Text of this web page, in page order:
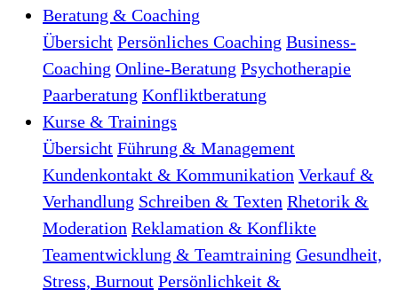
Beratung & Coaching
Übersicht Persönliches Coaching Business-
Coaching Online-Beratung Psychotherapie
Paarberatung Konfliktberatung
Kurse & Trainings
Übersicht Führung & Management
Kundenkontakt & Kommunikation Verkauf &
Verhandlung Schreiben & Texten Rhetorik &
Moderation Reklamation & Konflikte
Teamentwicklung & Teamtraining Gesundheit,
Stress, Burnout Persönlichkeit &